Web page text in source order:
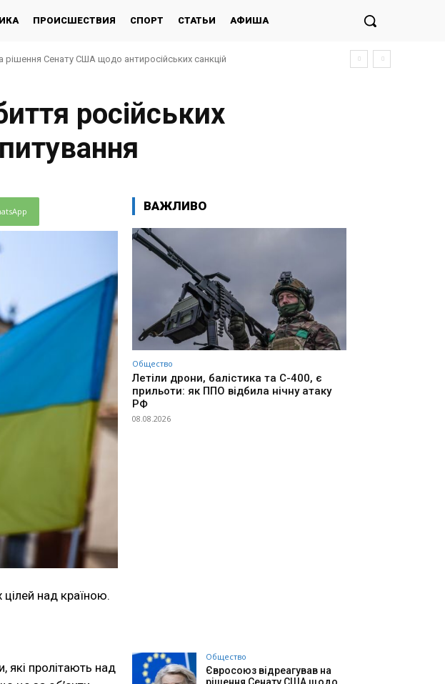
ПРОИСШЕСТВИЯ СПОРТ СТАТЬИ АФИША
Сенату США щодо антиросійських санкцій
російських
цілей над країною.
які пролітають над
ВАЖЛИВО
Общество
Летіли дрони, балістика та С-400, є
прильоти: як ППО відбила нічну атаку
РФ
08.08.2026
Общество
Євросоюз відреагував на